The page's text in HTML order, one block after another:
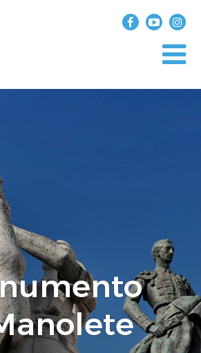
watches
INICIO